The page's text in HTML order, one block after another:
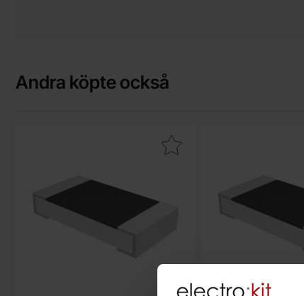
Andra köpte också
Makera motstånd 75kohm 0.25W SMD 1206 som favorit
Makera